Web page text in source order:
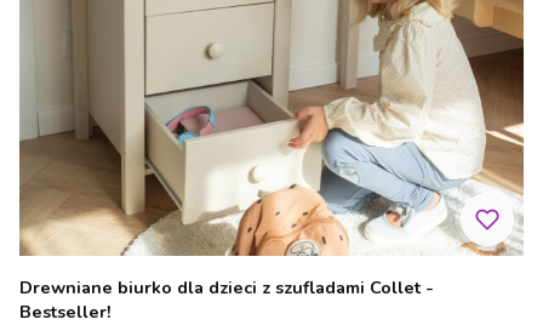
Drewniane biurko dla dzieci z szufladami Collet -
Bestseller!